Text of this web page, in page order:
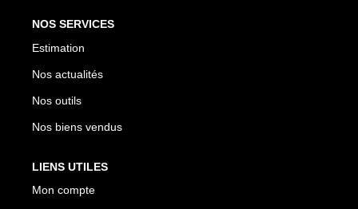
NOS SERVICES
Estimation
Nos actualités
Nos outils
Nos biens vendus
LIENS UTILES
Mon compte